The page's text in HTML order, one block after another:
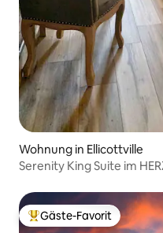
Wohnung in Ellicottville
Serenity King Suite im
Beliebter Gäste-Favorit.
Gäste-Favorit